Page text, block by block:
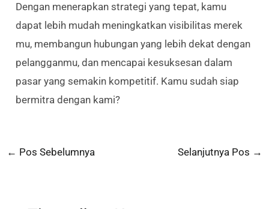
Dengan menerapkan strategi yang tepat, kamu
dapat lebih mudah meningkatkan visibilitas merek
mu, membangun hubungan yang lebih dekat dengan
pelangganmu, dan mencapai kesuksesan dalam
pasar yang semakin kompetitif. Kamu sudah siap
bermitra dengan kami?
← Pos Sebelumnya Selanjutnya Pos →